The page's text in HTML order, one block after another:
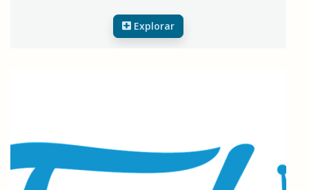
Explorar